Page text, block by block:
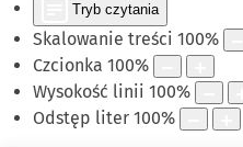
Tryb czytania
Skalowanie treści 100%
Czcionka 100%
Wysokość linii 100%
Odstęp liter 100%